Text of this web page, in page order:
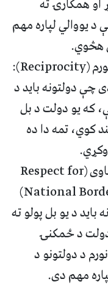
د یووالي لپاره مهم
هڅوي.
- د متقابل احترام او متقابل عمل نورم (Reciprocity):
چې دولتونه باید د
که یو دولت د بل
کوي، تمه دا ده
- د ملي پولو او ځمکنۍ بشپړتیا درناوی (Respect for
National Borders and Territorial Integrity)
د یو بل پولو ته
دولت د ځمکنۍ
د دولتونو د
مهم دی.